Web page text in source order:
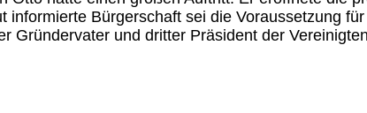
informierte Bürgerschaft sei die Voraussetzung
Gründervater und dritter Präsident der